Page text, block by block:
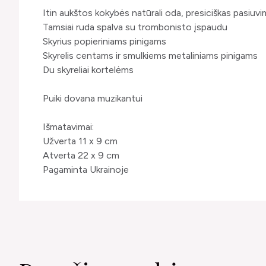
Itin aukštos kokybės natūrali oda, presiciškas
Tamsiai ruda spalva su trombonisto įspaudu
Skyrius popieriniams pinigams
Skyrelis centams ir smulkiems metaliniams pinigams
Du skyreliai kortelėms
Puiki dovana muzikantui
Išmatavimai:
Užverta 11 x 9 cm
Atverta 22 x 9 cm
Pagaminta Ukrainoje